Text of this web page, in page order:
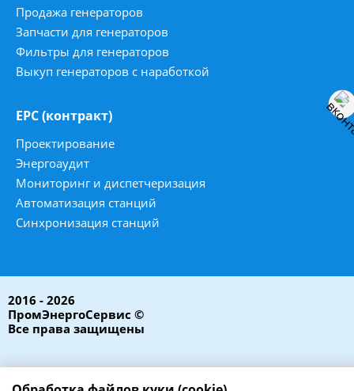
Продажа генераторов
Запчасти для генераторов
Фильтры для генераторов
Выкуп генераторов с наработкой
ЕРС (контракт)
Проектирование
Энергоаудит
Мониторинг и диспетчеризация
Автоматизация станций
Синхронизация станций
2016 - 2026
ПромЭнергоСервис ©
Все права защищены